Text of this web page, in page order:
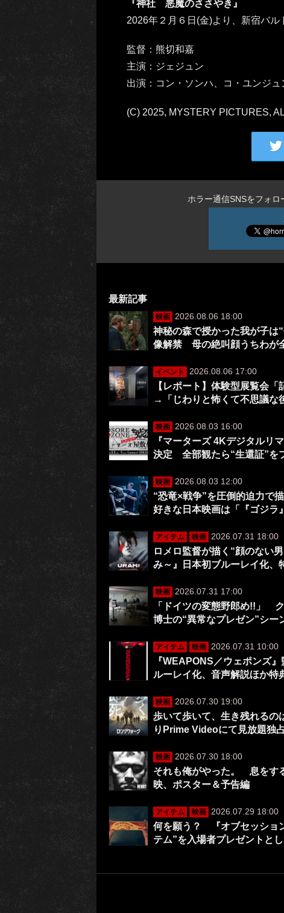
『神社 悪魔のささやき』
2026年２月６日(金)より、新宿バル
監督：熊切和嘉
主演：ジェジュン
出演：コン・ソンハ、コ・ユンジュ
(C) 2025, MYSTERY PICTURES,
ホラー通信SNSをフォ
最新記事
映画 2026.08.06 18:00
神秘の森で授かった我が子は
像解禁 母の絶叫顔うちわが
イベント 2026.08.06 17:00
【レポート】体験型展覧会
→「じわりと怖くて不思議な
映画 2026.08.03 16:00
『マーターズ 4Kデジタルリ
決定 全部観たら“生還証”を
映画 2026.08.03 12:00
“恐竜×戦争”を圧倒的迫力で
好きな日本映画は「『ゴジラ
アイテム 映画 2026.07.31 18:00
ロメロ監督が描く“顔のない
み～』日本初ブルーレイ化、
映画 2026.07.31 17:00
「ドイツの変態野郎め!!」
博士の“異常なプレゼン”シー
アイテム 映画 2026.07.31 10:00
『WEAPONS／ウェポンズ
ルーレイ化、音声解説ほか特
映画 2026.07.30 19:00
歩いて歩いて、生き残れる
りPrime Videoにて見放題独
映画 2026.07.30 18:00
それも俺がやった。 息をす
映、ポスター＆予告編
アイテム 映画 2026.07.29 18:00
何を願う？ 『オブセッショ
テム”を入場者プレゼントと